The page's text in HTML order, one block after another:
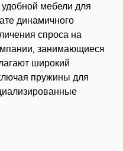
мебели для
динамичного
спроса на
занимающиеся
широкий
пружины для